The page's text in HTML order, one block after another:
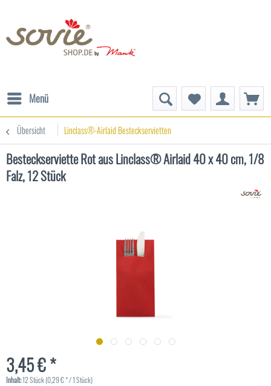
Menü
Übersicht Linclass®-Airlaid Besteckservietten
Besteckserviette Rot aus Linclass® Airlaid 40 x 40 cm, 1/8
Falz, 12 Stück
3,45 € *
Inhalt:12 Stück (0,29 € * / 1 Stück)